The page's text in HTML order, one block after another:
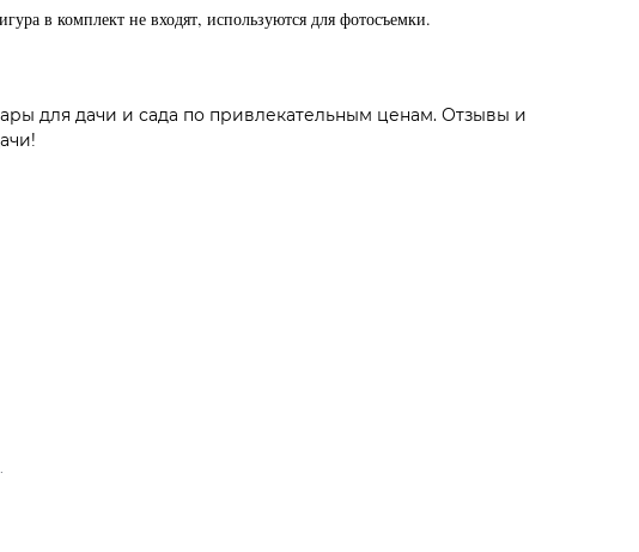
в комплект не входят, используются для фотосъемки.
для дачи и сада по привлекательным ценам. Отзывы и